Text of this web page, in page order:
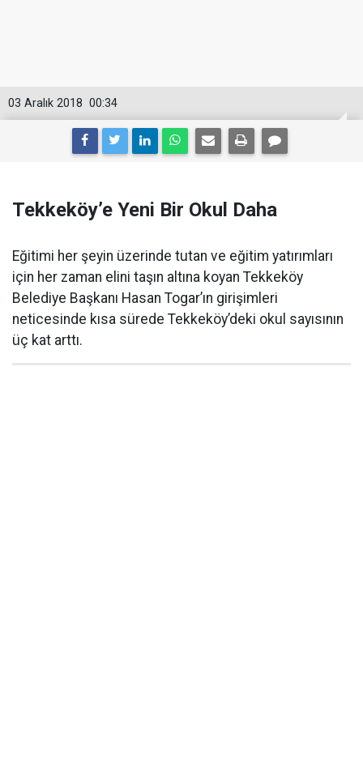
00:34
03 Aralık 2018
Tekkeköy’e Yeni Bir Okul Daha
Eğitimi her şeyin üzerinde tutan ve eğitim yatırımları
için her zaman elini taşın altına koyan Tekkeköy
Belediye Başkanı Hasan Togar’ın girişimleri
neticesinde kısa sürede Tekkeköy’deki okul sayısının
üç kat arttı.